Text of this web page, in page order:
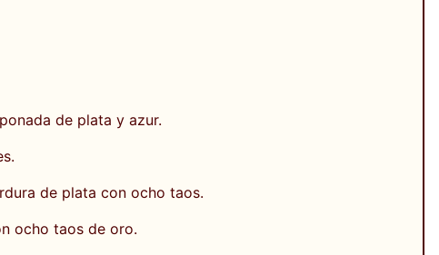
de plata y azur.
de plata con ocho taos.
ocho taos de oro.